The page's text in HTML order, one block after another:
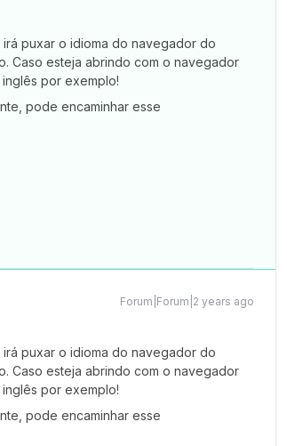
puxar o idioma do navegador do
Caso esteja abrindo com o navegador
por exemplo!
pode encaminhar esse
Forum|Forum|2 years ago
puxar o idioma do navegador do
Caso esteja abrindo com o navegador
por exemplo!
pode encaminhar esse